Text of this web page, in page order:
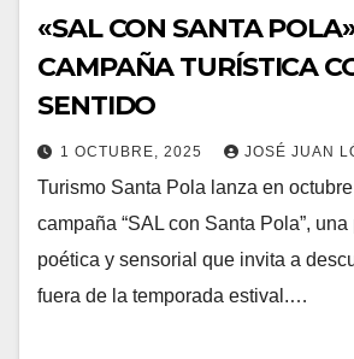
«SAL CON SANTA
CAMPAÑA TURÍSTICA
SENTIDO
1 OCTUBRE, 2025 JOSÉ JUAN
Turismo Santa Pola lanza en
campaña “SAL con Santa Pola”, una
poética y sensorial que invita a
fuera de la temporada estival.…